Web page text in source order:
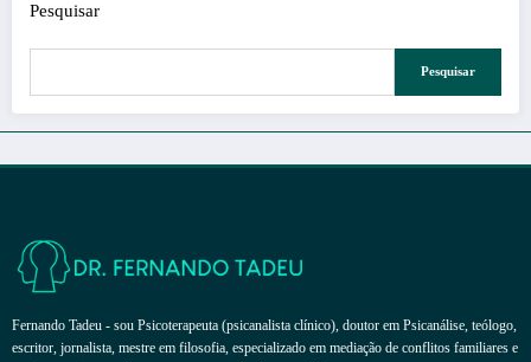
Pesquisar
Pesquisar
Fernando Tadeu - sou Psicoterapeuta (psicanalista clínico), doutor em Psicanálise, teólogo,
escritor, jornalista, mestre em filosofia, especializado em mediação de conflitos familiares e